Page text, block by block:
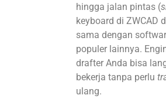
hingga jalan pintas (
keyboard di ZWCAD
sama dengan
populer lainnya.
drafter Anda bisa
bekerja tanpa perlu
ulang.